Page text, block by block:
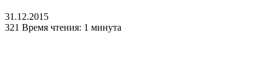
31.12.2015
321 Время чтения: 1 минута